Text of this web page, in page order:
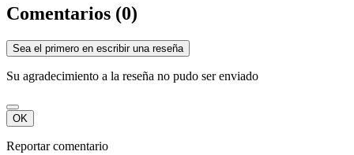
Comentarios (0)
Sea el primero en escribir una reseña
Su agradecimiento a la reseña no pudo ser enviado
OK
Reportar comentario